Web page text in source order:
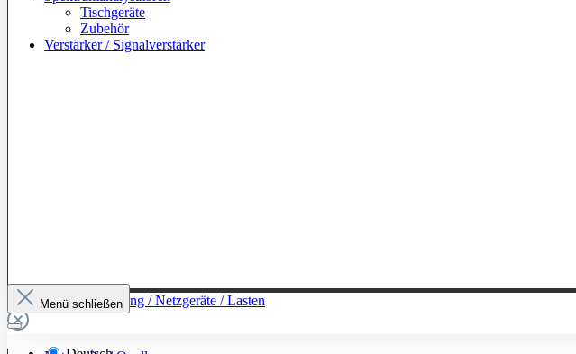
Tischgeräte
Zubehör
Verstärker / Signalverstärker
Zur Kategorie: Leistung / Netzgeräte / Lasten
Menü schließen